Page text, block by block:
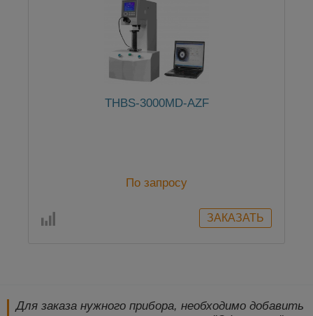
THBS-3000MD-AZF
По запросу
Для заказа нужного прибора, необходимо добавить